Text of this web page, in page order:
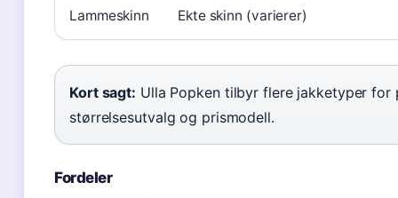
Lammeskinn Ekte skinn (varierer)
Kort sagt: Ulla Popken tilbyr flere jakketyper for
størrelsesutvalg og prismodell.
Fordeler